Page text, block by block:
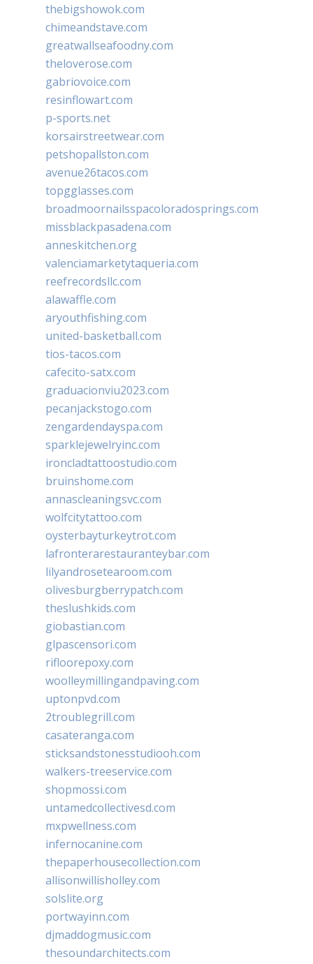
thebigshowok.com
chimeandstave.com
greatwallseafoodny.com
theloverose.com
gabriovoice.com
resinflowart.com
p-sports.net
korsairstreetwear.com
petshopallston.com
avenue26tacos.com
topgglasses.com
broadmoornailsspacoloradosprings.com
missblackpasadena.com
anneskitchen.org
valenciamarketytaqueria.com
reefrecordsllc.com
alawaffle.com
aryouthfishing.com
united-basketball.com
tios-tacos.com
cafecito-satx.com
graduacionviu2023.com
pecanjackstogo.com
zengardendayspa.com
sparklejewelryinc.com
ironcladtattoostudio.com
bruinshome.com
annascleaningsvc.com
wolfcitytattoo.com
oysterbayturkeytrot.com
lafronterarestauranteybar.com
lilyandrosetearoom.com
olivesburgberrypatch.com
theslushkids.com
giobastian.com
glpascensori.com
rifloorepoxy.com
woolleymillingandpaving.com
uptonpvd.com
2troublegrill.com
casateranga.com
sticksandstonesstudiooh.com
walkers-treeservice.com
shopmossi.com
untamedcollectivesd.com
mxpwellness.com
infernocanine.com
thepaperhousecollection.com
allisonwillisholley.com
solslite.org
portwayinn.com
djmaddogmusic.com
thesoundarchitects.com